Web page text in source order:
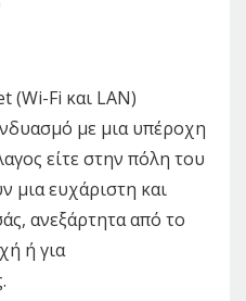
Fi και LAN)
με μια υπέροχη
είτε στην πόλη του
μια ευχάριστη και
ανεξάρτητα από το
ή για